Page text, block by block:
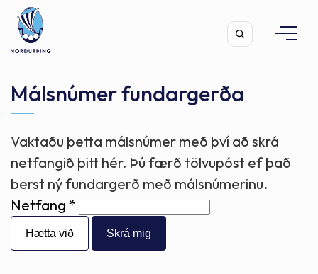
Leita
Málsnúmer fundargerða
Vaktaðu þetta málsnúmer með því að skrá
netfangið þitt hér. Þú færð tölvupóst ef það
berst ný fundargerð með málsnúmerinu.
Netfang
Hætta við